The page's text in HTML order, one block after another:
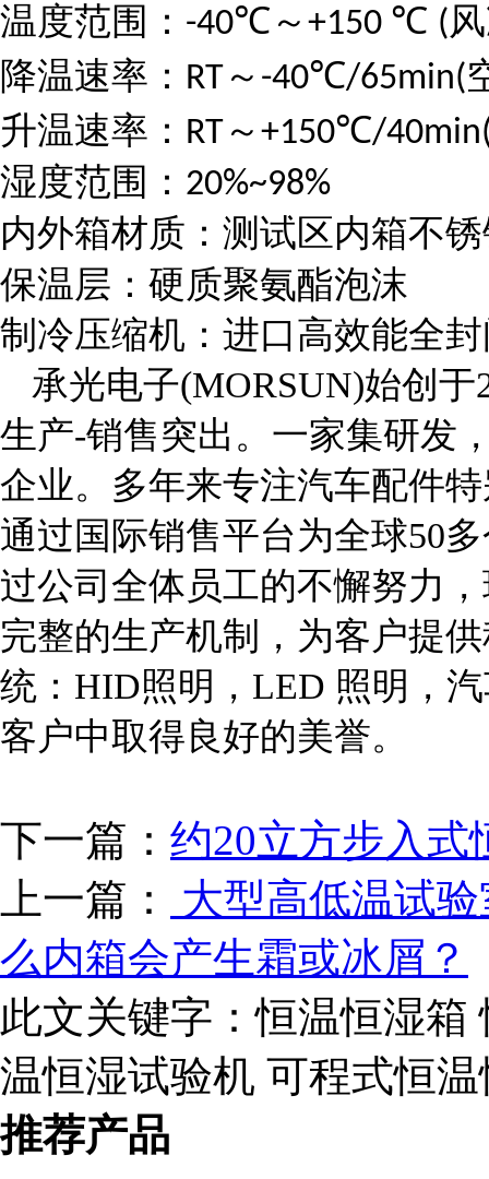
温度范围： -40℃～ +150 ℃ (
降温速率： RT ～ -40℃/65min(
升温速率： RT ～ +150℃/
湿度范围： 20%~98%
内外箱材质：测试区内箱不
保温层：硬质聚氨酯泡沫
制冷压缩机：进口高效能全
承光电子(MORSUN)始创
生产-销售突出。一家集研发
企业。多年来专注汽车配件
通过国际销售平台为全球50
过公司全体员工的不懈努力
完整的生产机制，为客户提
统：HID照明，LED 照明，
客户中取得良好的美誉。
下一篇： 约20立方步入式
上一篇：
大型高低温试
么内箱会产生霜或冰屑？
此文关键字：恒温恒湿箱
温恒湿试验机 可程式恒
推荐产品